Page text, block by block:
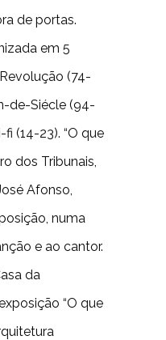
de portas.
em 5
(74-
de-Siécle (94-
(14-23). “O que
dos Tribunais,
Afonso,
numa
e ao cantor.
da
“O que